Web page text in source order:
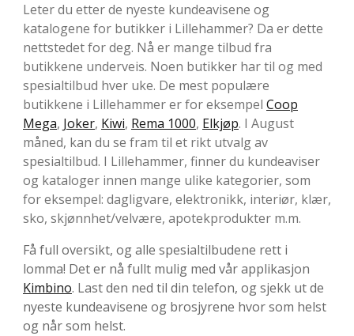
Leter du etter de nyeste kundeavisene og
katalogene for butikker i Lillehammer? Da er dette
nettstedet for deg. Nå er mange tilbud fra
butikkene underveis. Noen butikker har til og med
spesialtilbud hver uke. De mest populære
butikkene i Lillehammer er for eksempel Coop
Mega, Joker, Kiwi, Rema 1000, Elkjøp. I August
måned, kan du se fram til et rikt utvalg av
spesialtilbud. I Lillehammer, finner du kundeaviser
og kataloger innen mange ulike kategorier, som
for eksempel: dagligvare, elektronikk, interiør, klær,
sko, skjønnhet/velvære, apotekprodukter m.m.
Få full oversikt, og alle spesialtilbudene rett i
lomma! Det er nå fullt mulig med vår applikasjon
Kimbino. Last den ned til din telefon, og sjekk ut de
nyeste kundeavisene og brosjyrene hvor som helst
og når som helst.